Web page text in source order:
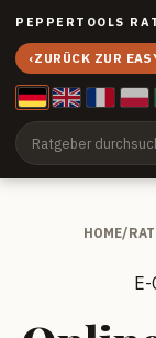
PEPPERTOOLS
‹ZURÜCK ZUR
HOME/